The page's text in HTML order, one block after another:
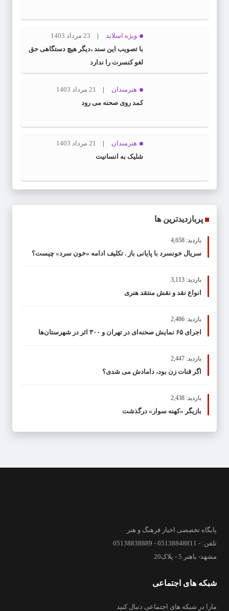
ویژه اسلاید
23 مرداد 1403
با تصویب این سند ،دیگر هیچ دستگاهی حق
لغو کنسرت را ندارد
هنرمندان
21 مرداد 1403
کمد روی صحنه می رود
هنرمندان
21 مرداد 1403
شلیک به انسانیت
پربازدیدترین ها
بازدید: 4,658
سریال خونسرد با پایانی باز . تکلیف ادامه «خون سرد» چیست؟
بازدید: 3,113
انواع نقد و نقش منتقد هنری
بازدید: 2,486
اجرای ۶۵ نمایش صحنه‌ای در تهران و ۳۰۰ اثر در شهرستان‌ها
بازدید: 2,447
اگر قنات زن بود، دامادش می شدی؟
بازدید: 2,438
بازیگر «کهنه سوار» درگذشت
پایگاه تخصصی اخبار فرهنگ و هنر
تلفن: - 05138848811 - 05138838889
مشهد- باهنر 5 - پلاک20
شبکه های اجتماعی
مارا در شبکه های اجتماعی دنبال کنید